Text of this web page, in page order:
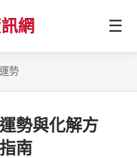
網 ☰
勢
勢與化解方
南